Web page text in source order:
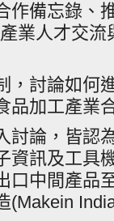
作備忘錄、
業人才交流
，討論如何
品加工產業
討論，皆認
資訊及工具
口中間產品
(Makein